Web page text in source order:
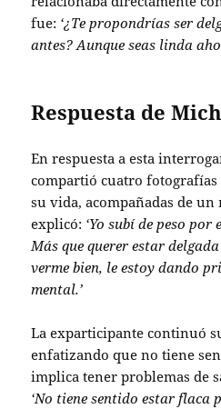
fue: ‘¿Te propondrías ser
antes? Aunque seas linda
Respuesta de
En respuesta a esta
compartió cuatro fotografías
su vida, acompañadas de
explicó: ‘Yo subí de peso
Más que querer estar
verme bien, le estoy dando
mental.’
La exparticipante continuó
enfatizando que no tiene
implica tener problemas de
‘No tiene sentido estar flaca